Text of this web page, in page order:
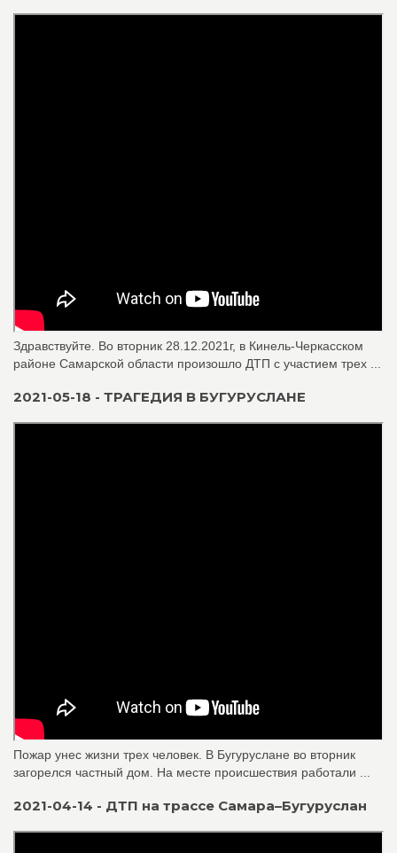
Здравствуйте. Во вторник 28.12.2021г, в Кинель-Черкасском
районе Самарской области произошло ДТП с участием трех ...
2021-05-18 - ТРАГЕДИЯ В БУГУРУСЛАНЕ
Пожар унес жизни трех человек. В Бугуруслане во вторник
загорелся частный дом. На месте происшествия работали ...
2021-04-14 - ДТП на трассе Самара–Бугуруслан